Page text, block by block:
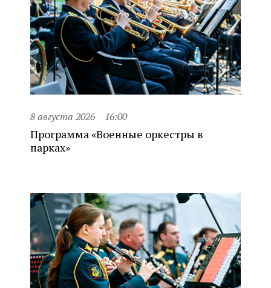
8 августа 2026 16:00
Программа «Военные оркестры в
парках»